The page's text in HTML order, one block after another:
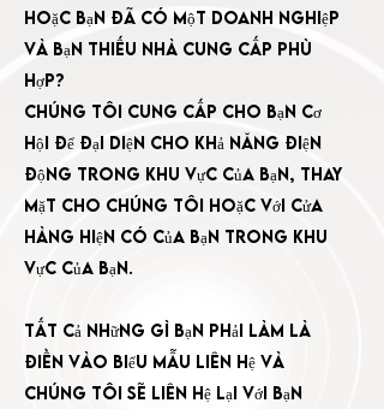
Hoặc bạn đã có một doanh nghiệp
và bạn thiếu nhà cung cấp phù
hợp?
Chúng tôi cung cấp cho bạn cơ
hội để đại diện cho khả năng điện
động trong khu vực của bạn, thay
mặt cho chúng tôi hoặc với cửa
hàng hiện có của bạn trong khu
vực của bạn.
Tất cả những gì bạn phải làm là
điền vào biểu mẫu liên hệ và
chúng tôi sẽ liên hệ lại với bạn